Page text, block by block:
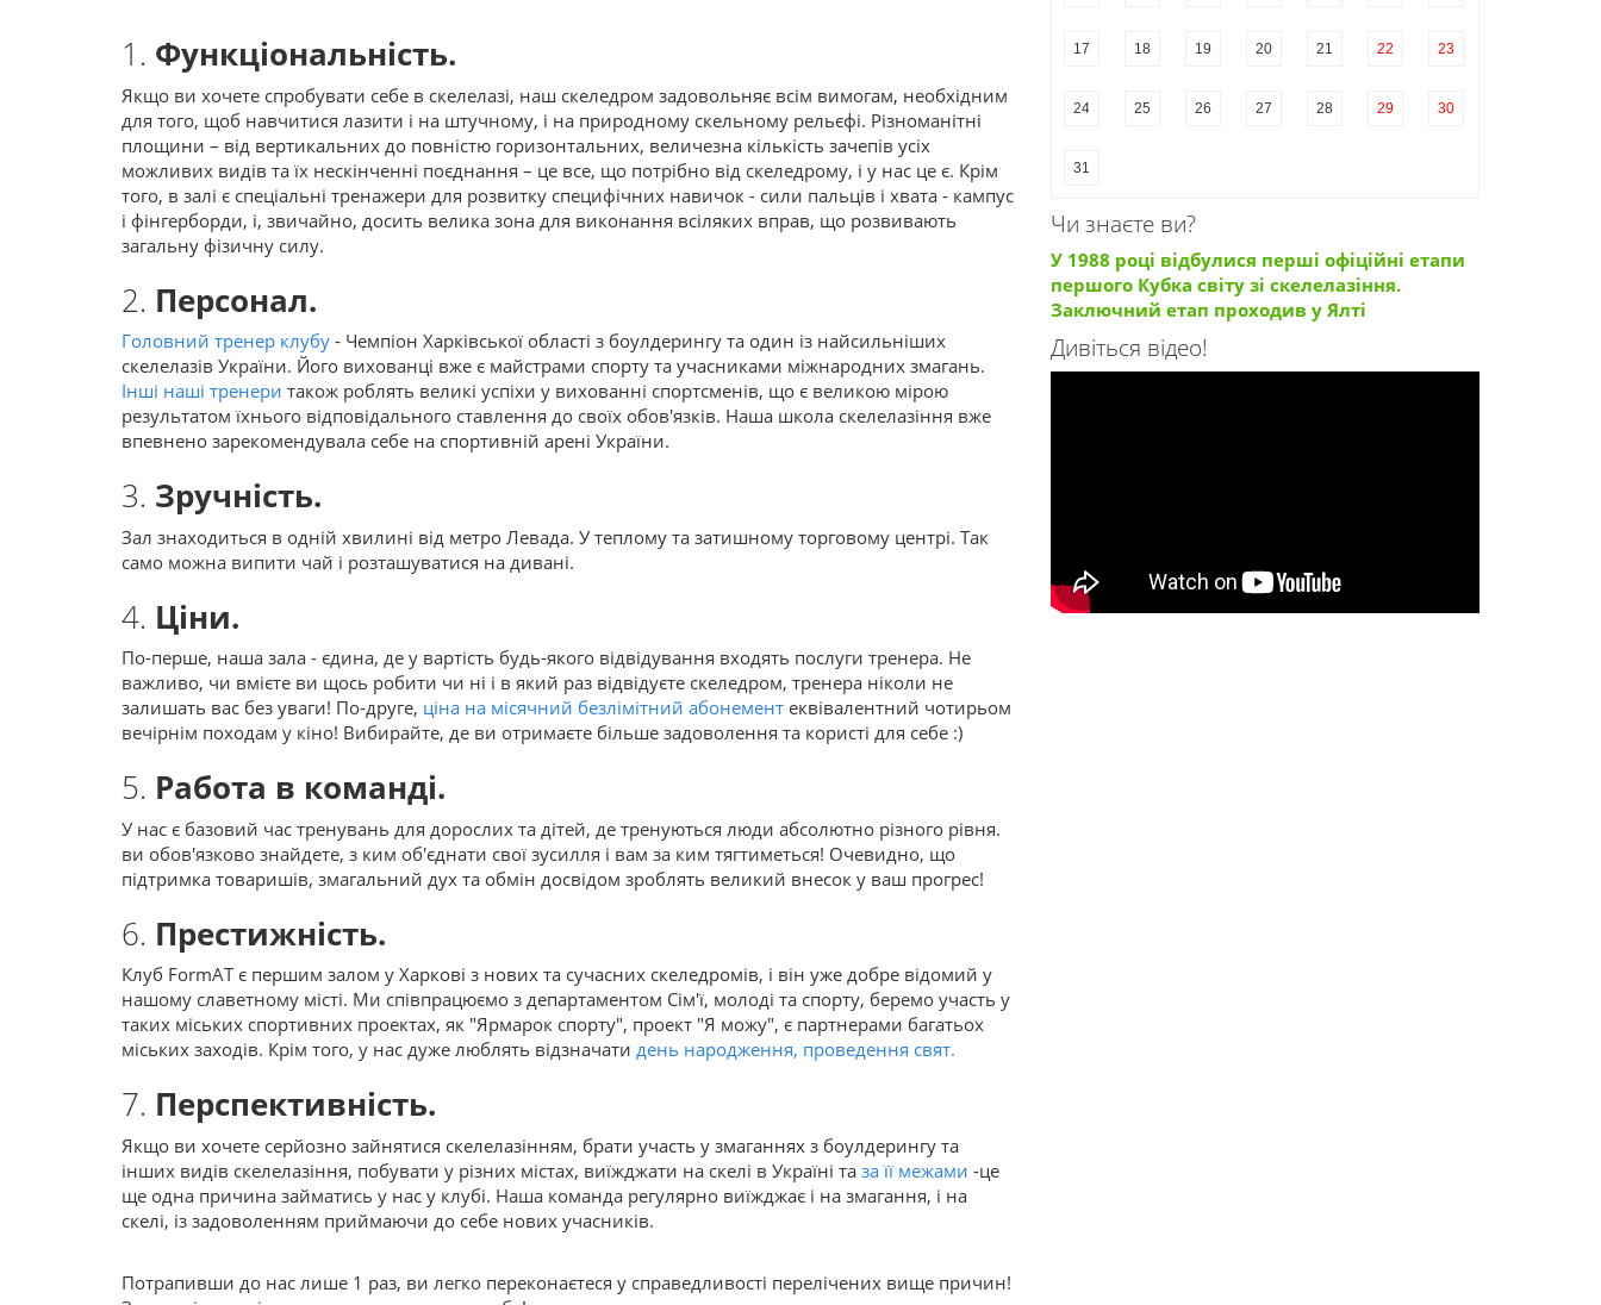
1. Функціональність.
Якщо ви хочете спробувати себе в скелелазі, наш скеледром задовольняє всім вимогам, необхідним
для того, щоб навчитися лазити і на штучному, і на природному скельному рельєфі. Різноманітні
площини – від вертикальних до повністю горизонтальних, величезна кількість зачепів усіх
можливих видів та їх нескінченні поєднання – це все, що потрібно від скеледрому, і у нас це є. Крім
того, в залі є спеціальні тренажери для розвитку специфічних навичок - сили пальців і хвата - кампус
і фінгерборди, і, звичайно, досить велика зона для виконання всіляких вправ, що розвивають
загальну фізичну силу.
2. Персонал.
Головний тренер клубу - Чемпіон Харківської області з боулдерингу та один із найсильніших
скелелазів України. Його вихованці вже є майстрами спорту та учасниками міжнародних змагань.
Інші наші тренери також роблять великі успіхи у вихованні спортсменів, що є великою мірою
результатом їхнього відповідального ставлення до своїх обов'язків. Наша школа скелелазіння вже
впевнено зарекомендувала себе на спортивній арені України.
3. Зручність.
Зал знаходиться в одній хвилині від метро Левада. У теплому та затишному торговому центрі. Так
само можна випити чай і розташуватися на дивані.
4. Ціни.
По-перше, наша зала - єдина, де у вартість будь-якого відвідування входять послуги тренера. Не
важливо, чи вмієте ви щось робити чи ні і в який раз відвідуєте скеледром, тренера ніколи не
залишать вас без уваги! По-друге, ціна на місячний безлімітний абонемент еквівалентний чотирьом
вечірнім походам у кіно! Вибирайте, де ви отримаєте більше задоволення та користі для себе :)
5. Работа в команді.
У нас є базовий час тренувань для дорослих та дітей, де тренуються люди абсолютно різного рівня.
ви обов'язково знайдете, з ким об'єднати свої зусилля і вам за ким тягтиметься! Очевидно, що
підтримка товаришів, змагальний дух та обмін досвідом зроблять великий внесок у ваш прогрес!
6. Престижність.
Клуб FormAT є першим залом у Харкові з нових та сучасних скеледромів, і він уже добре відомий у
нашому славетному місті. Ми співпрацюємо з департаментом Сім'ї, молоді та спорту, беремо участь у
таких міських спортивних проектах, як "Ярмарок спорту", проект "Я можу", є партнерами багатьох
міських заходів. Крім того, у нас дуже люблять відзначати день народження, проведення свят.
7. Перспективність.
Якщо ви хочете серйозно зайнятися скелелазінням, брати участь у змаганнях з боулдерингу та
інших видів скелелазіння, побувати у різних містах, виїжджати на скелі в Україні та за її межами -це
ще одна причина займатись у нас у клубі. Наша команда регулярно виїжджає і на змагання, і на
скелі, із задоволенням приймаючи до себе нових учасників.
Потрапивши до нас лише 1 раз, ви легко переконаєтеся у справедливості перелічених вище причин!
17 18 19 20 21 22 23
24 25 26 27 28 29 30
31
Чи знаєте ви?
У 1988 році відбулися перші офіційні етапи
першого Кубка світу зі скелелазіння.
Заключний етап проходив у Ялті
Дивіться відео!